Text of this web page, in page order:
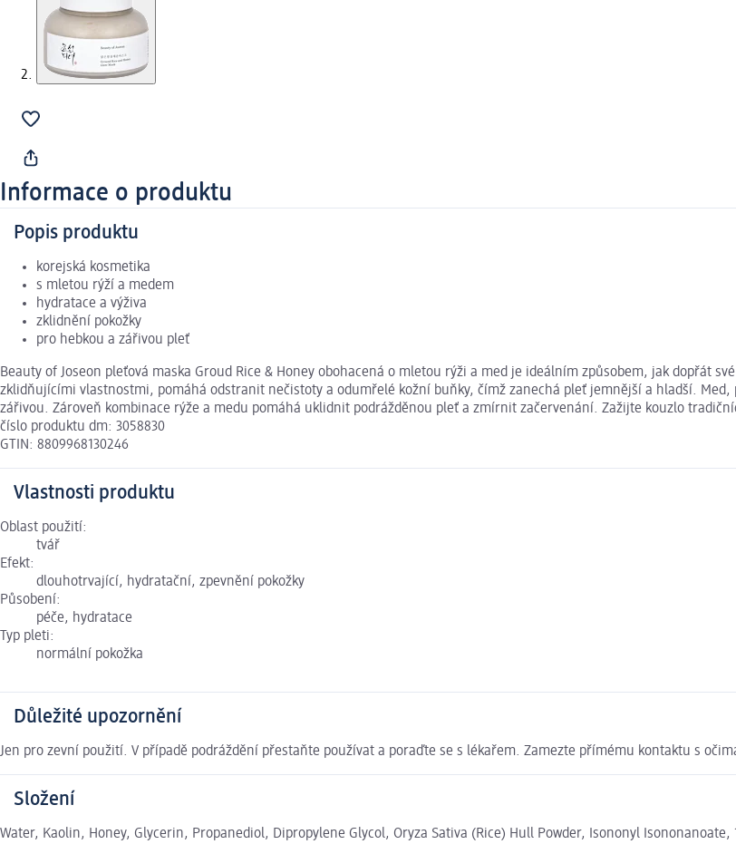
Informace o produktu
Popis produktu
korejská kosmetika
s mletou rýží a medem
hydratace a výživa
zklidnění pokožky
pro hebkou a zářivou pleť
Beauty of Joseon pleťová maska Groud Rice & Honey obohacená o mletou rýži a med je ideálním způsobem, jak dopřát
zklidňujícími vlastnostmi, pomáhá odstranit nečistoty a odumřelé kožní buňky, čímž zanechá pleť jemnější a hladší.
zářivou. Zároveň kombinace rýže a medu pomáhá uklidnit podrážděnou pleť a zmírnit začervenání. Zažijte kouzlo
číslo produktu dm: 3058830
GTIN: 8809968130246
Vlastnosti produktu
Oblast použití:
tvář
Efekt:
dlouhotrvající, hydratační, zpevnění pokožky
Působení:
péče, hydratace
Typ pleti:
normální pokožka
Důležité upozornění
Jen pro zevní použití. V případě podráždění přestaňte používat a poraďte se s lékařem. Zamezte přímému kontaktu s
Složení
Water, Kaolin, Honey, Glycerin, Propanediol, Dipropylene Glycol, Oryza Sativa (Rice) Hull Powder, Isononyl